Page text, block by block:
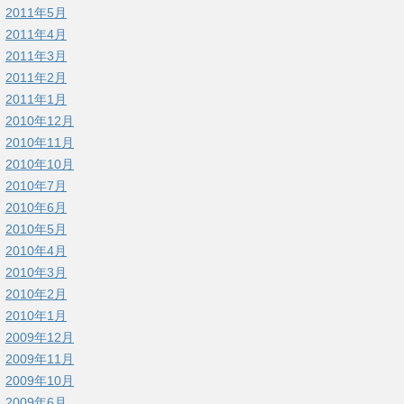
2011年5月
2011年4月
2011年3月
2011年2月
2011年1月
2010年12月
2010年11月
2010年10月
2010年7月
2010年6月
2010年5月
2010年4月
2010年3月
2010年2月
2010年1月
2009年12月
2009年11月
2009年10月